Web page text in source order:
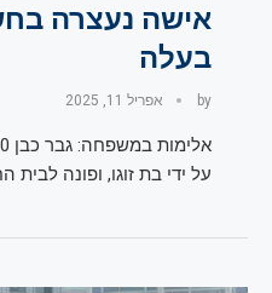
אישה נעצרה
בעלה
by אפריל 11, 2025
על ידי בת זוגו, ופונה